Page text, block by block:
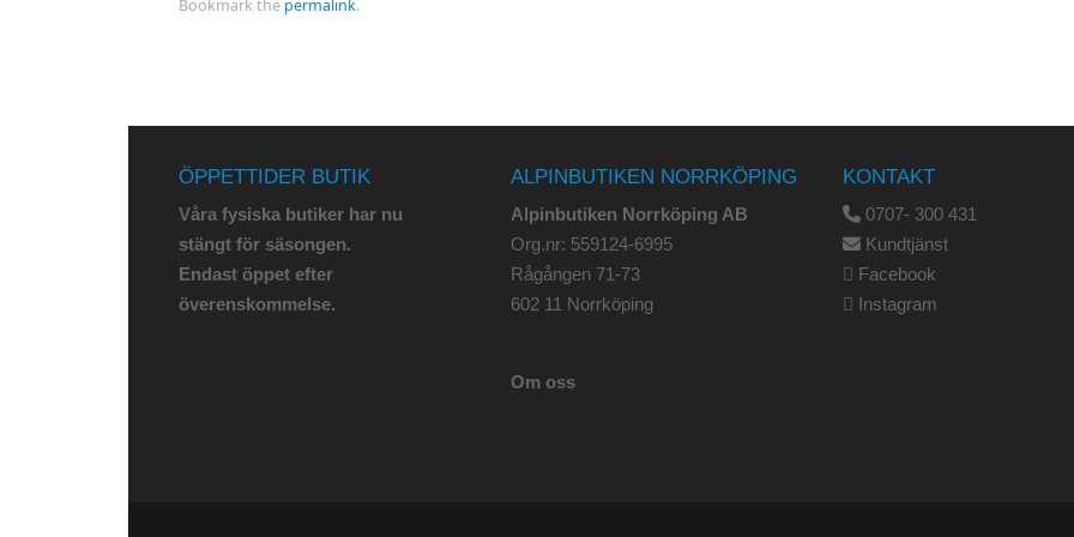
Bookmark the permalink.
ÖPPETTIDER BUTIK
Våra fysiska butiker har nu
stängt för säsongen.
Endast öppet efter
överenskommelse.
ALPINBUTIKEN NORRKÖPING
Alpinbutiken Norrköping AB
Org.nr: 559124-6995
Rågången 71-73
602 11 Norrköping
Om oss
KONTAKT
0707- 300 431
Kundtjänst
Facebook
Instagram